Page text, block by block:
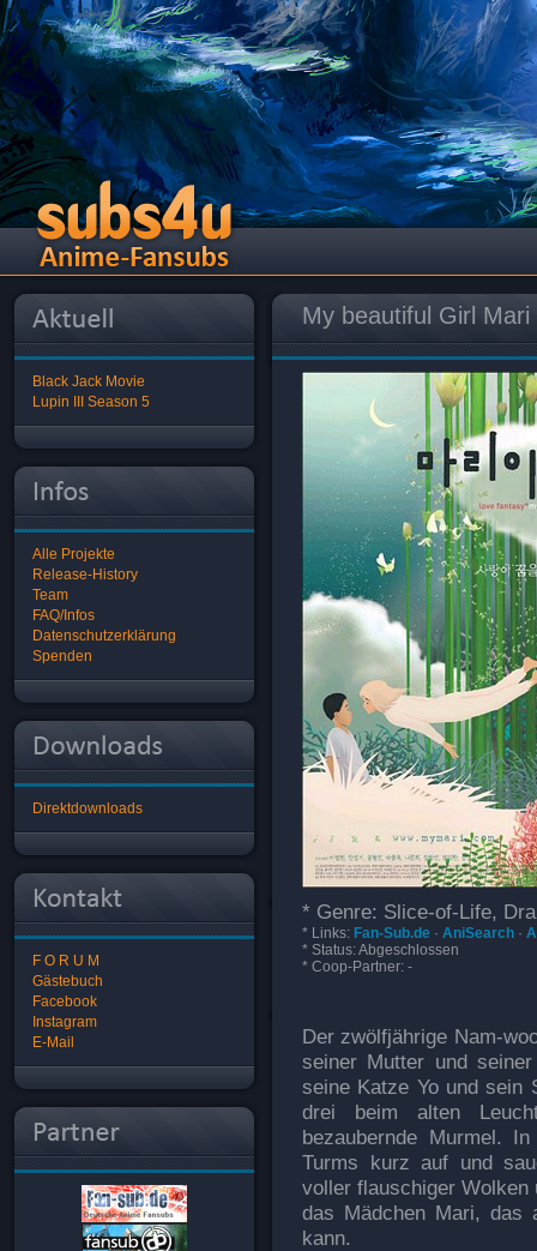
Black Jack Movie
Lupin III Season 5
Alle Projekte
Release-History
Team
FAQ/Infos
Datenschutzerklärung
Spenden
Direktdownloads
F O R U M
Gästebuch
Facebook
Instagram
E-Mail
My beautiful Girl
* Genre: Slice-of-Life,
* Links: Fan-Sub.de · AniSearch ·
* Status: Abgeschlossen
* Coop-Partner: -
Der zwölfjährige Nam-
seiner Mutter und
seine Katze Yo und sein
drei beim alten
bezaubernde Murmel.
Turms kurz auf und
voller flauschiger
das Mädchen Mari, das
kann.